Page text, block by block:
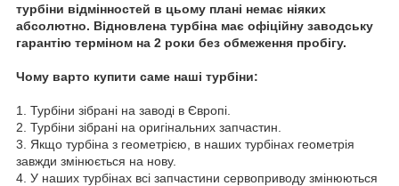
турбіни відмінностей в цьому плані немає ніяких
абсолютно. Відновлена турбіна має офіційну заводську
гарантію терміном на 2 роки без обмеження пробігу.
Чому варто купити саме наші турбіни:
1. Турбіни зібрані на заводі в Європі.
2. Турбіни зібрані на оригінальних запчастин.
3. Якщо турбіна з геометрією, в наших турбінах геометрія
завжди змінюється на нову.
4. У наших турбінах всі запчастини сервоприводу змінюються